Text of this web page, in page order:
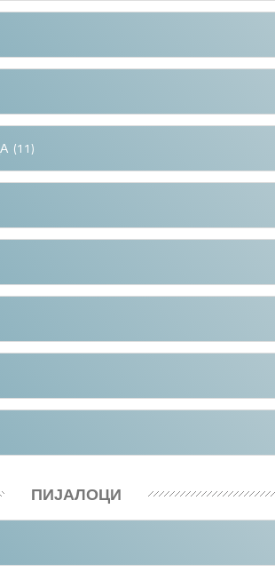
(11)
ПИЈАЛОЦИ